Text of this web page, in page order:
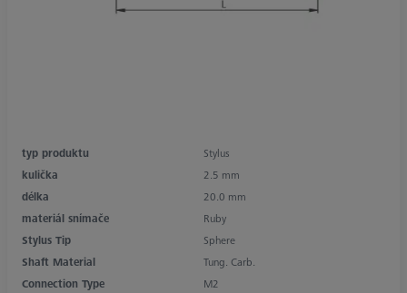
typ produktu
Stylus
kulička
2.5 mm
délka
20.0 mm
materiál snímače
Ruby
Stylus Tip
Sphere
Shaft Material
Tung. Carb.
Connection Type
M2